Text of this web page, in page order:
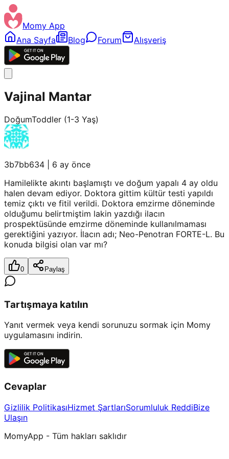
Momy App
Ana Sayfa
Blog Forum Alışveriş
Vajinal Mantar
DoğumToddler (1-3 Yaş)
3b7bb634
6 ay önce
Hamilelikte akıntı başlamıştı ve doğum yapalı 4 ay oldu
halen devam ediyor. Doktora gittim kültür testi yapıldı
temiz çıktı ve fitil verildi. Doktora emzirme döneminde
olduğumu belirtmiştim lakin yazdığı ilacın
prospektüsünde emzirme döneminde kullanılmaması
gerektiğini yazıyor. İlacın adı; Neo-Penotran FORTE-L. Bu
konuda bilgisi olan var mı?
0 Paylaş
Tartışmaya katılın
Yanıt vermek veya kendi sorunuzu sormak için Momy
uygulamasını indirin.
Cevaplar
Gizlilik PolitikasıHizmet ŞartlarıSorumluluk ReddiBize
Ulaşın
MomyApp - Tüm hakları saklıdır